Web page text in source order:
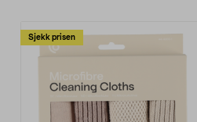
Sjekk prisen